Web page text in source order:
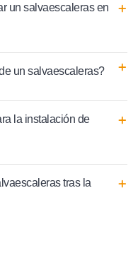
un salvaescaleras en
un salvaescaleras?
la instalación de
tras la